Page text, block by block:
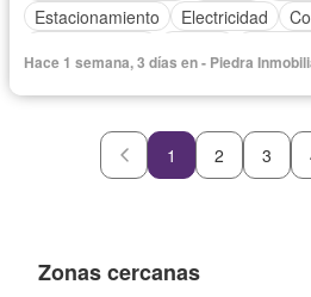
Estacionamiento
Electricidad
Agua
Acceso para personas con
Cancha de tenis
Piscina
Garita de guardianía
Jardín
Conserje
Wifi Completamente
Hace 1 semana, 3 días en - Piedra
1 2 3
Zonas cercanas